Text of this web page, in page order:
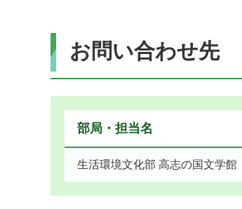
お問い合わせ先
部局・担当名
生活環境文化部 高志の国文学館